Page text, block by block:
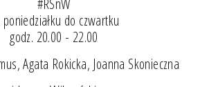
#RSnW
poniedziałku do czwartku
godz. 20.00 - 22.00
Agata Rokicka, Joanna Skonieczna